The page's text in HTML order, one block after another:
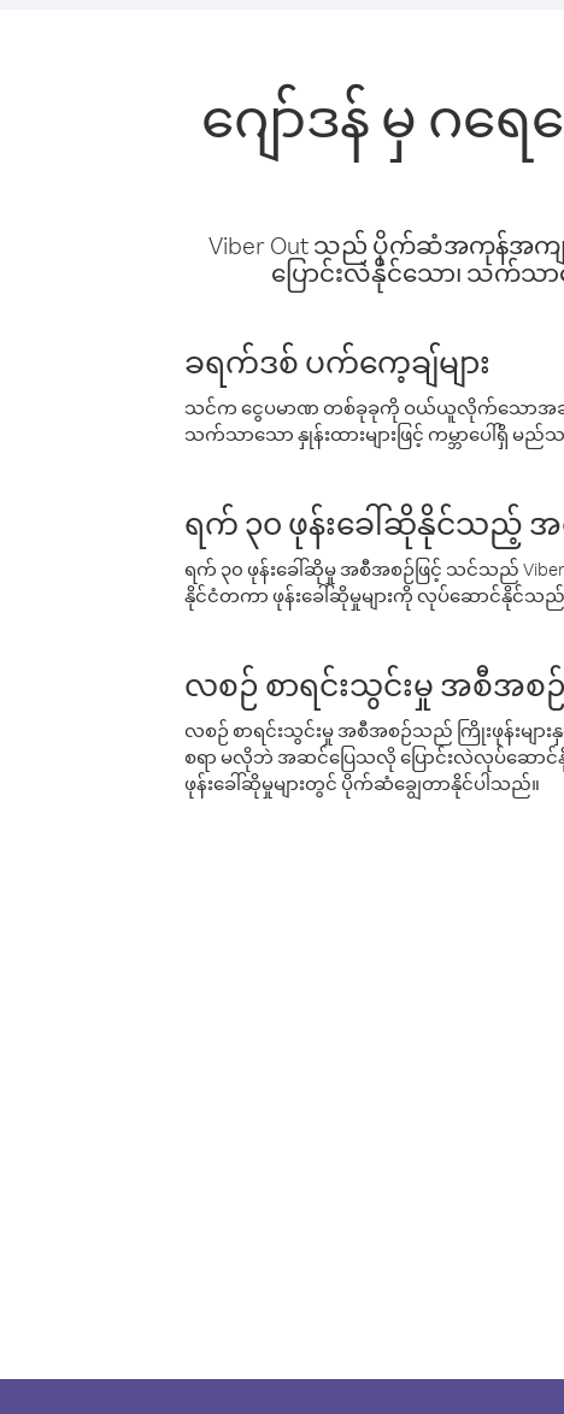
ဂျော်ဒန် မှ ဂရ
Viber Out သည် ပိုက်ဆံအကုန်အကျ
ပြောင်းလဲနိုင်သော၊ သက်သာ
ခရက်ဒစ် ပက်ကေ့ချ်များ
သင်က ငွေပမာဏ တစ်ခုခုကို ဝယ်ယူလိုက်သောအခါ
သက်သာသော နှုန်းထားများဖြင့် ကမ္ဘာပေါ်ရှိ
ရက် ၃၀ ဖုန်းခေါ်ဆိုနိုင်သည့် အ
ရက် ၃၀ ဖုန်းခေါ်ဆိုမှု အစီအစဉ်ဖြင့် သင်သည်
နိုင်ငံတကာ ဖုန်းခေါ်ဆိုမှုများကို လုပ်ဆောင်နိုင်သည်
လစဉ် စာရင်းသွင်းမှု အစီအစဉ်
လစဉ် စာရင်းသွင်းမှု အစီအစဉ်သည် ကြိုးဖုန်းမျာ
စရာ မလိုဘဲ အဆင်ပြေသလို ပြောင်းလဲလုပ်ဆော
ဖုန်းခေါ်ဆိုမှုများတွင် ပိုက်ဆံချွေတာနိုင်ပါသည်။